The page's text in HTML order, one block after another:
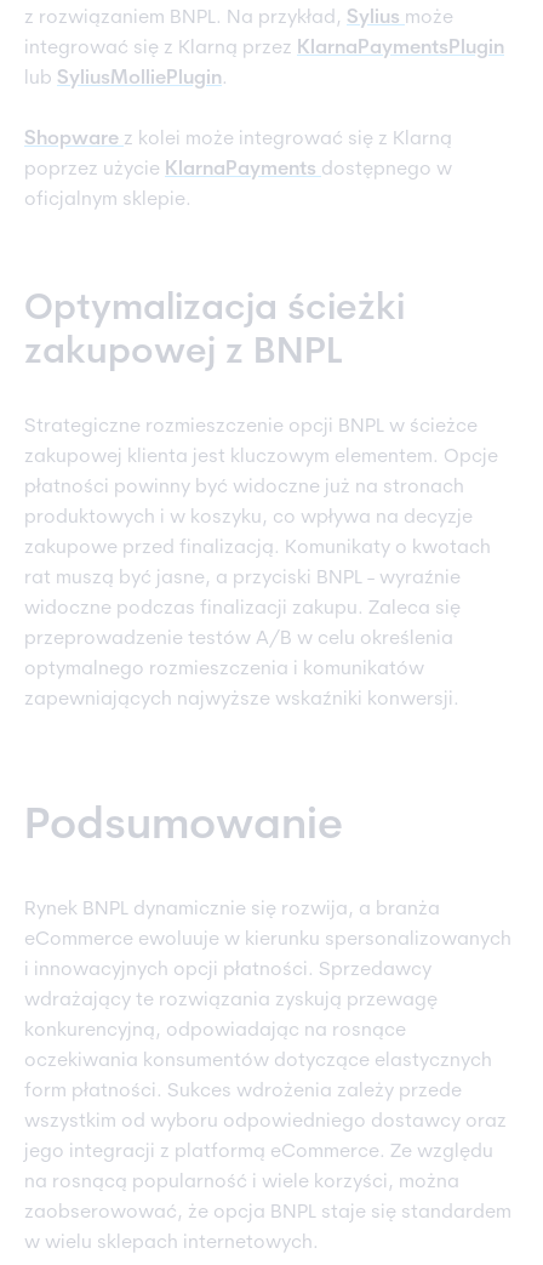
z rozwiązaniem BNPL. Na przykład, Sylius może
integrować się z Klarną przez KlarnaPaymentsPlugin
lub SyliusMolliePlugin.
Shopware z kolei może integrować się z Klarną
poprzez użycie KlarnaPayments dostępnego w
oficjalnym sklepie.
Optymalizacja ścieżki
zakupowej z BNPL
Strategiczne rozmieszczenie opcji BNPL w ścieżce
zakupowej klienta jest kluczowym elementem. Opcje
płatności powinny być widoczne już na stronach
produktowych i w koszyku, co wpływa na decyzje
zakupowe przed finalizacją. Komunikaty o kwotach
rat muszą być jasne, a przyciski BNPL - wyraźnie
widoczne podczas finalizacji zakupu. Zaleca się
przeprowadzenie testów A/B w celu określenia
optymalnego rozmieszczenia i komunikatów
zapewniających najwyższe wskaźniki konwersji.
Podsumowanie
Rynek BNPL dynamicznie się rozwija, a branża
eCommerce ewoluuje w kierunku spersonalizowanych
i innowacyjnych opcji płatności. Sprzedawcy
wdrażający te rozwiązania zyskują przewagę
konkurencyjną, odpowiadając na rosnące
oczekiwania konsumentów dotyczące elastycznych
form płatności. Sukces wdrożenia zależy przede
wszystkim od wyboru odpowiedniego dostawcy oraz
jego integracji z platformą eCommerce. Ze względu
na rosnącą popularność i wiele korzyści, można
zaobserowować, że opcja BNPL staje się standardem
w wielu sklepach internetowych.